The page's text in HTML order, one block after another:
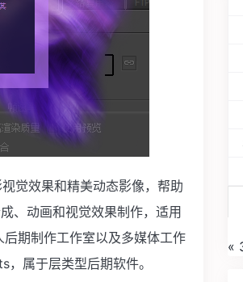
觉效果和精美动态影像，帮助
、动画和视觉效果制作，适用
期制作工作室以及多媒体工作
属于层类型后期软件。
«